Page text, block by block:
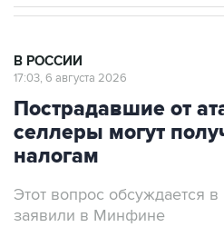
В РОССИИ
17:03, 6 августа 2026
Пострадавшие от
селлеры могут
налогам
Этот вопрос обсуждается в
заявили в Минфине